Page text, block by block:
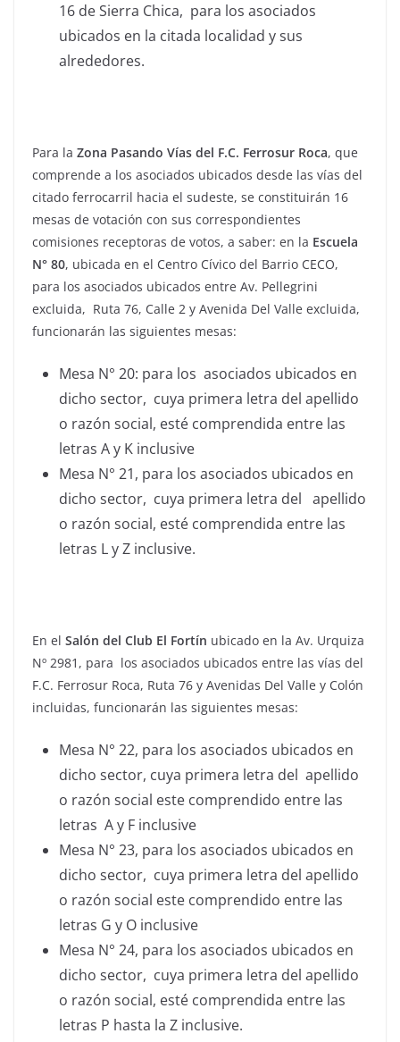
16 de Sierra Chica, para los asociados
ubicados en la citada localidad y sus
alrededores.
Para la Zona Pasando Vías del F.C. Ferrosur Roca, que
comprende a los asociados ubicados desde las vías del
citado ferrocarril hacia el sudeste, se constituirán 16
mesas de votación con sus correspondientes
comisiones receptoras de votos, a saber: en la Escuela
N° 80, ubicada en el Centro Cívico del Barrio CECO,
para los asociados ubicados entre Av. Pellegrini
excluida, Ruta 76, Calle 2 y Avenida Del Valle excluida,
funcionarán las siguientes mesas:
Mesa N° 20: para los asociados ubicados en
dicho sector, cuya primera letra del apellido
o razón social, esté comprendida entre las
letras A y K inclusive
Mesa N° 21, para los asociados ubicados en
dicho sector, cuya primera letra del apellido
o razón social, esté comprendida entre las
letras L y Z inclusive.
En el Salón del Club El Fortín ubicado en la Av. Urquiza
Nº 2981, para los asociados ubicados entre las vías del
F.C. Ferrosur Roca, Ruta 76 y Avenidas Del Valle y Colón
incluidas, funcionarán las siguientes mesas:
Mesa N° 22, para los asociados ubicados en
dicho sector, cuya primera letra del apellido
o razón social este comprendido entre las
letras A y F inclusive
Mesa N° 23, para los asociados ubicados en
dicho sector, cuya primera letra del apellido
o razón social este comprendido entre las
letras G y O inclusive
Mesa N° 24, para los asociados ubicados en
dicho sector, cuya primera letra del apellido
o razón social, esté comprendida entre las
letras P hasta la Z inclusive.